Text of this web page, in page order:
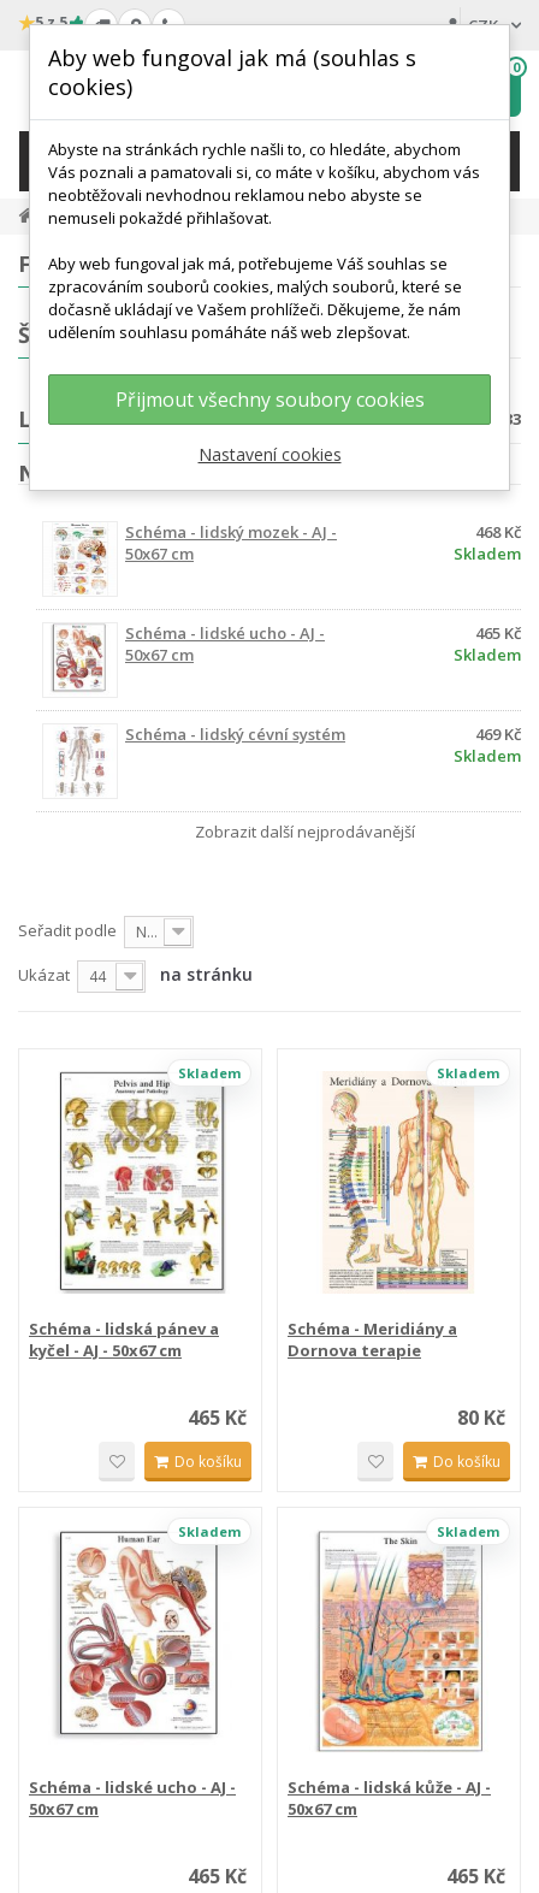
★5 z 5 CZK
wishlist
0
KATEGORIE
Výukové Plakáty A Knihy
FILTROVÁNÍ
ŠTÍTKY
LIDSKÉ TĚLO Počet produktů: 133
NEJPRODÁVANĚJŠÍ PRODUKTY V KATEGORII
Schéma - lidský mozek - AJ -
50x67 cm
468 Kč
Skladem
Schéma - lidské ucho - AJ -
50x67 cm
465 Kč
Skladem
Schéma - lidský cévní systém
469 Kč
Skladem
Zobrazit další nejprodávanější
Seřadit podle Nejprve produkty skladem
Ukázat 44 na stránku
Skladem
Schéma - lidská pánev a
kyčel - AJ - 50x67 cm
465 Kč
Do košíku
Skladem
Schéma - Meridiány a
Dornova terapie
80 Kč
Do košíku
Skladem
Schéma - lidské ucho - AJ -
50x67 cm
465 Kč
Skladem
Schéma - lidská kůže - AJ -
50x67 cm
465 Kč
Aby web fungoval jak má (souhlas s
cookies)
Abyste na stránkách rychle našli to, co hledáte, abychom
Vás poznali a pamatovali si, co máte v košíku, abychom vás
neobtěžovali nevhodnou reklamou nebo abyste se
nemuseli pokaždé přihlašovat.
Aby web fungoval jak má, potřebujeme Váš souhlas se
zpracováním souborů cookies, malých souborů, které se
dočasně ukládají ve Vašem prohlížeči. Děkujeme, že nám
udělením souhlasu pomáháte náš web zlepšovat.
Přijmout všechny soubory cookies
Nastavení cookies